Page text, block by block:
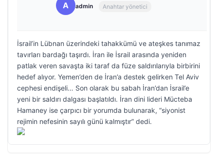
A admin Anahtar yönetici
İsrail’in Lübnan üzerindeki tahakkümü ve ateşkes tanımaz
tavırları bardağı taşırdı. İran ile İsrail arasında yeniden
patlak veren savaşta iki taraf da füze saldırılarıyla birbirini
hedef alıyor. Yemen’den de İran’a destek gelirken Tel Aviv
cephesi endişeli… Son olarak bu sabah İran’dan İsrail’e
yeni bir saldırı dalgası başlatıldı. İran dini lideri Mücteba
Hamaney ise çarpıcı bir yorumda bulunarak, “siyonist
rejimin nefesinin sayılı günü kalmıştır” dedi.